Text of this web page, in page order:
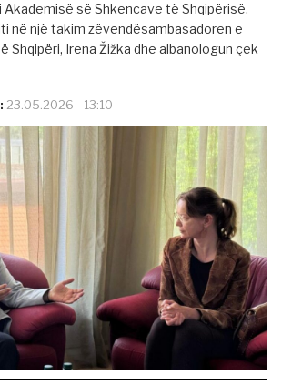
së Shkencave të Shqipërisë,
në një takim zëvendësambasadoren e
Shqipëri, Irena Žižka dhe albanologun çek
23.05.2026 - 13:10